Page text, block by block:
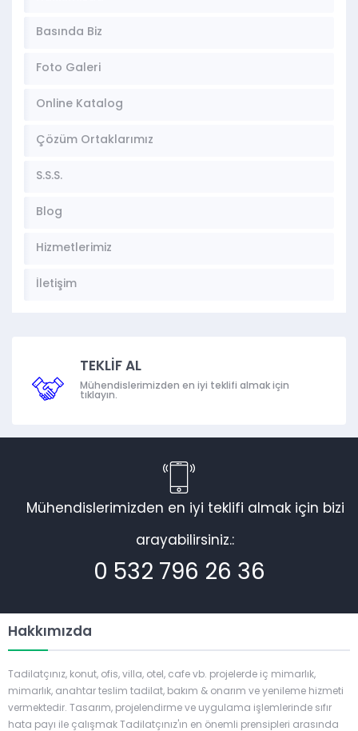
Basında Biz
Foto Galeri
Online Katalog
Çözüm Ortaklarımız
S.S.S.
Blog
Hizmetlerimiz
İletişim
TEKLİF AL
Mühendislerimizden en iyi teklifi almak için
tıklayın.
Mühendislerimizden en iyi teklifi almak için bizi
arayabilirsiniz.:
0 532 796 26 36
Hakkımızda
Tadilatçınız, konut, ofis, villa, otel, cafe vb. projelerde iç mimarlık,
mimarlık, anahtar teslim tadilat, bakım & onarım ve yenileme hizmeti
vermektedir. Tasarım, projelendirme ve uygulama işlemlerinde sıfır
hata payı ile çalışmak Tadilatçınız'ın en önemli prensipleri arasında